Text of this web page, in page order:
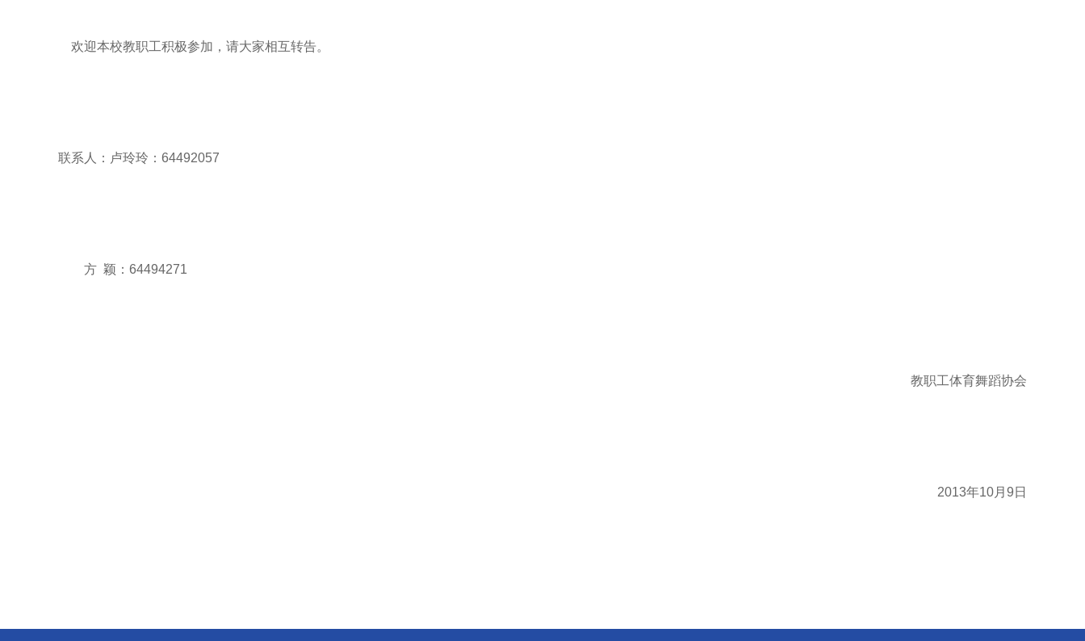
欢迎本校教职工积极参加，请大家相互转告。
联系人：卢玲玲：64492057
方 颖：64494271
教职工体育舞蹈协会
2013年10月9日